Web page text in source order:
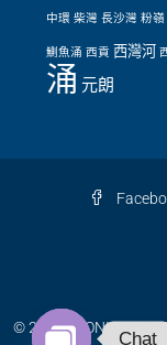
中環 柴灣 長沙灣 粉嶺
鰂魚涌 西貢 西灣河
涌 元朗
© 2026 AI ONLINE
Chat